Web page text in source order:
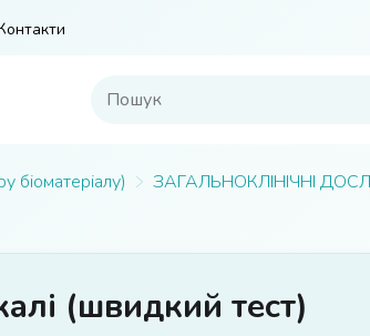
біоматеріалу) ЗАГАЛЬНОКЛІНІЧНІ
(швидкий тест)